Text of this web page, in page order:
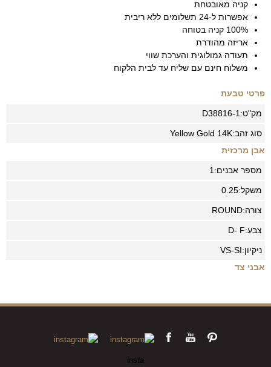
קניה מאובטחת
אפשרות ל-24 תשלומים ללא ריבית
100% קניה בטוחה
אריזה מהודרת
תעודה גמולוגית והערכת שווי
משלוח חינם עם שליח עד לבית הלקוח
פרטי טבעת
מק"ט: D38816-1
סוג זהב: Yellow Gold 14K
אבן מרכזית
מספר אבנים: 1
משקל:0.25
צורה:ROUND
צבע:D- F
ניקיון:VS-SI
אבני צד
insta